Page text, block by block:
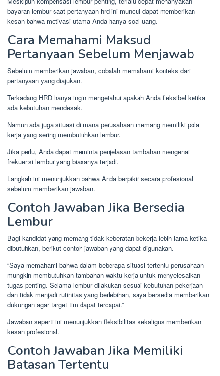
bayaran lembur saat pertanyaan hrd ini muncul dapat memberikan
kesan bahwa motivasi utama Anda hanya soal uang.
Cara Memahami Maksud
Pertanyaan Sebelum Menjawab
Sebelum memberikan jawaban, cobalah memahami konteks dari
pertanyaan yang diajukan.
Terkadang HRD hanya ingin mengetahui apakah Anda fleksibel ketika
ada kebutuhan mendesak.
Namun ada juga situasi di mana perusahaan memang memiliki pola
kerja yang sering membutuhkan lembur.
Jika perlu, Anda dapat meminta penjelasan tambahan mengenai
frekuensi lembur yang biasanya terjadi.
Langkah ini menunjukkan bahwa Anda berpikir secara profesional
sebelum memberikan jawaban.
Contoh Jawaban Jika Bersedia
Lembur
Bagi kandidat yang memang tidak keberatan bekerja lebih lama ketika
dibutuhkan, berikut contoh jawaban yang dapat digunakan.
“Saya memahami bahwa dalam beberapa situasi tertentu perusahaan
mungkin membutuhkan tambahan waktu kerja untuk menyelesaikan
tugas penting. Selama lembur dilakukan sesuai kebutuhan pekerjaan
dan tidak menjadi rutinitas yang berlebihan, saya bersedia memberikan
dukungan agar target tim dapat tercapai.”
Jawaban seperti ini menunjukkan fleksibilitas sekaligus memberikan
kesan profesional.
Contoh Jawaban Jika Memiliki
Batasan Tertentu